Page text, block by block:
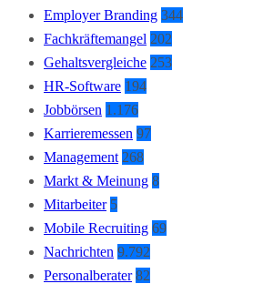
Employer Branding 344
Fachkräftemangel 202
Gehaltsvergleiche 253
HR-Software 194
Jobbörsen 1.176
Karrieremessen 97
Management 268
Markt & Meinung 8
Mitarbeiter 5
Mobile Recruiting 69
Nachrichten 9.792
Personalberater 82